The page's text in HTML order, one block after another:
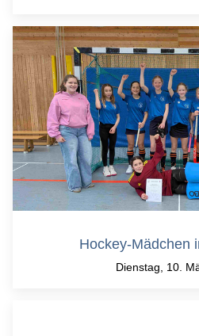
Hockey-Mädchen
Dienstag, 10.